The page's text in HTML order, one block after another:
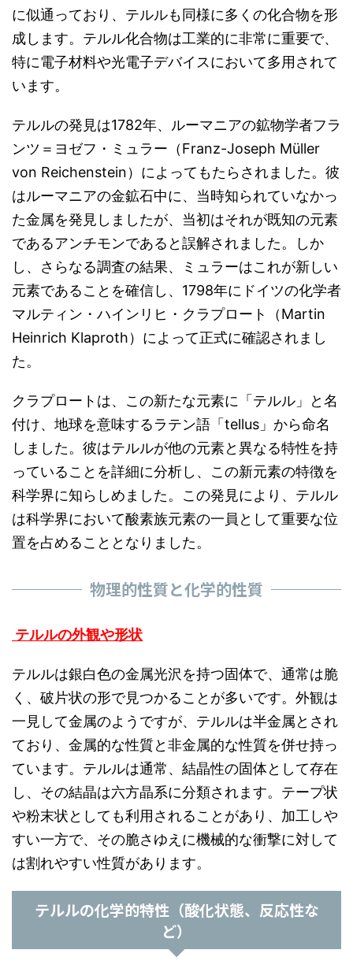
に似通っており、テルルも同様に多くの化合物を形
成します。テルル化合物は工業的に非常に重要で、
特に電子材料や光電子デバイスにおいて多用されて
います。
テルルの発見は1782年、ルーマニアの鉱物学者フラ
ンツ＝ヨゼフ・ミュラー（Franz-Joseph Müller
von Reichenstein）によってもたらされました。彼
はルーマニアの金鉱石中に、当時知られていなかっ
た金属を発見しましたが、当初はそれが既知の元素
であるアンチモンであると誤解されました。しか
し、さらなる調査の結果、ミュラーはこれが新しい
元素であることを確信し、1798年にドイツの化学者
マルティン・ハインリヒ・クラプロート（Martin
Heinrich Klaproth）によって正式に確認されまし
た。
クラプロートは、この新たな元素に「テルル」と名
付け、地球を意味するラテン語「tellus」から命名
しました。彼はテルルが他の元素と異なる特性を持
っていることを詳細に分析し、この新元素の特徴を
科学界に知らしめました。この発見により、テルル
は科学界において酸素族元素の一員として重要な位
置を占めることとなりました。
物理的性質と化学的性質
テルルの外観や形状
テルルは銀白色の金属光沢を持つ固体で、通常は脆
く、破片状の形で見つかることが多いです。外観は
一見して金属のようですが、テルルは半金属とされ
ており、金属的な性質と非金属的な性質を併せ持っ
ています。テルルは通常、結晶性の固体として存在
し、その結晶は六方晶系に分類されます。テープ状
や粉末状としても利用されることがあり、加工しや
すい一方で、その脆さゆえに機械的な衝撃に対して
は割れやすい性質があります。
テルルの化学的特性（酸化状態、反応性な
ど）